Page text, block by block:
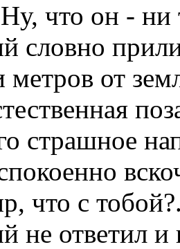
что он - ни
словно
метров от
страшное
что с
не ответил и